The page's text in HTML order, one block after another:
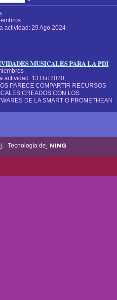
actividad: 29 Ago 2024
MUSICALES PARA LA PDI
actividad: 13 Dic 2020
PARECE COMPARTIR RECURSOS
CREADOS CON LOS
DE LA SMART O PROMETHEAN
. Tecnología de